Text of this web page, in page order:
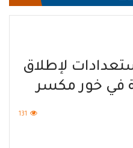
لإطلاق
في خور مكسر
131